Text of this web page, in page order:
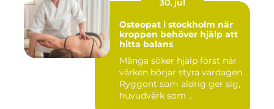
30. jul
Osteopat i stockholm när
kroppen behöver hjälp att
hitta balans
Många söker hjälp först när
värken börjar styra vardagen.
Ryggont som aldrig ger sig,
huvudvärk som ...